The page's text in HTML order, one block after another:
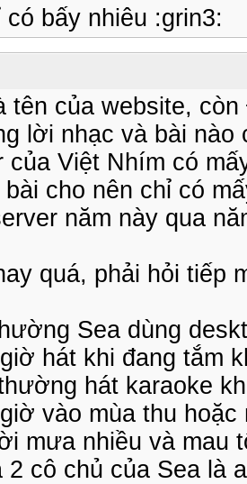
bấy nhiêu :grin3:
tên của website,
lời nhạc và bài
của Việt Nhím có
cho nên chỉ có
năm này qua
quá, phải hỏi tiếp
Sea dùng
hát khi đang tắm
hát karaoke
vào mùa thu
mưa nhiều và mau
2 cô chủ của Sea là